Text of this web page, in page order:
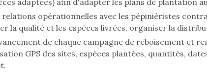
adaptées) afin d'adapter les plans de plantation
opérationnelles avec les pépiniéristes
la qualité et les espèces livrées, organiser la
de chaque campagne de reboisement et
GPS des sites, espèces plantées, quantités,